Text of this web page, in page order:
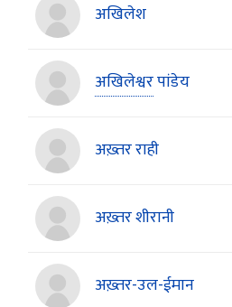
अखिलेश
अखिलेश्वरपांडेय
अख़्तर राही
अख़्तर शीरानी
अख़्तर-उल-ईमान